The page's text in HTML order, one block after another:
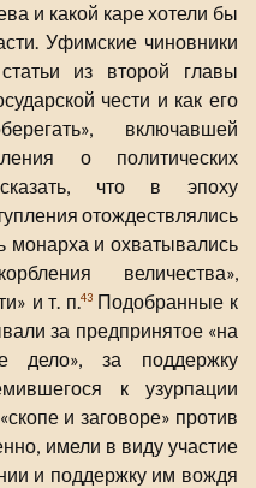
и какой каре хотели бы
Уфимские чиновники
из второй главы
чести и как его
включавшей
о политических
сказать, что в эпоху
отождествлялись
монарха и охватывались
величества»,
и т. п.43Подобранные к
за предпринятое «на
дело», за поддержку
к узурпации
и заговоре» против
имели в виду участие
и поддержку им вождя